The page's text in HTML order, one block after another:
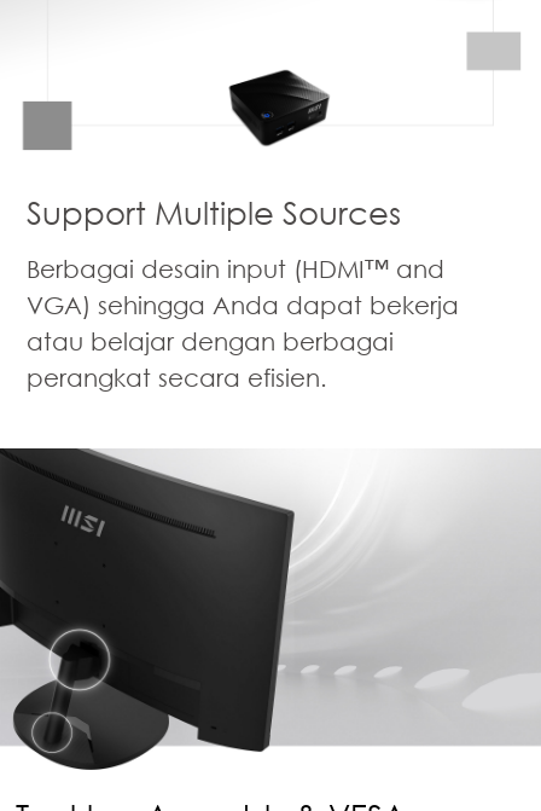
Support Multiple Sources
Berbagai desain input (HDMI™ and
VGA) sehingga Anda dapat bekerja
atau belajar dengan berbagai
perangkat secara efisien.